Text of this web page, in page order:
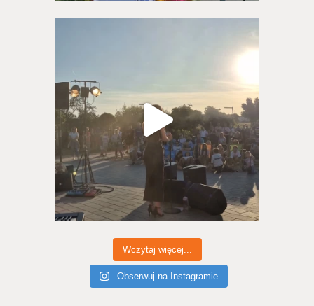
Wczytaj więcej...
Obserwuj na Instagramie